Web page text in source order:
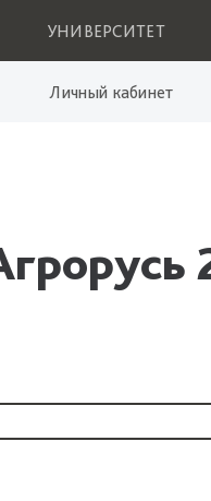
УНИВЕРСИТЕТ
Личный кабинет